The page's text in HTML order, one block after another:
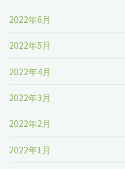
2022年6月
2022年5月
2022年4月
2022年3月
2022年2月
2022年1月